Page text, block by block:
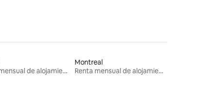
Renta mensual de alojamientos
Montreal
Renta mensual de alojamientos